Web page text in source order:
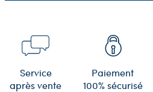
Service
après vente
Paiement
100% sécurisé